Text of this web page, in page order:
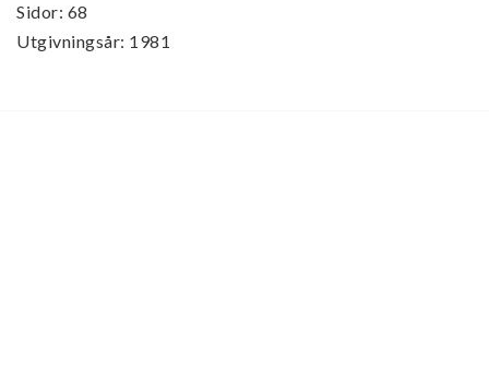
Sidor: 68
Utgivningsår: 1981